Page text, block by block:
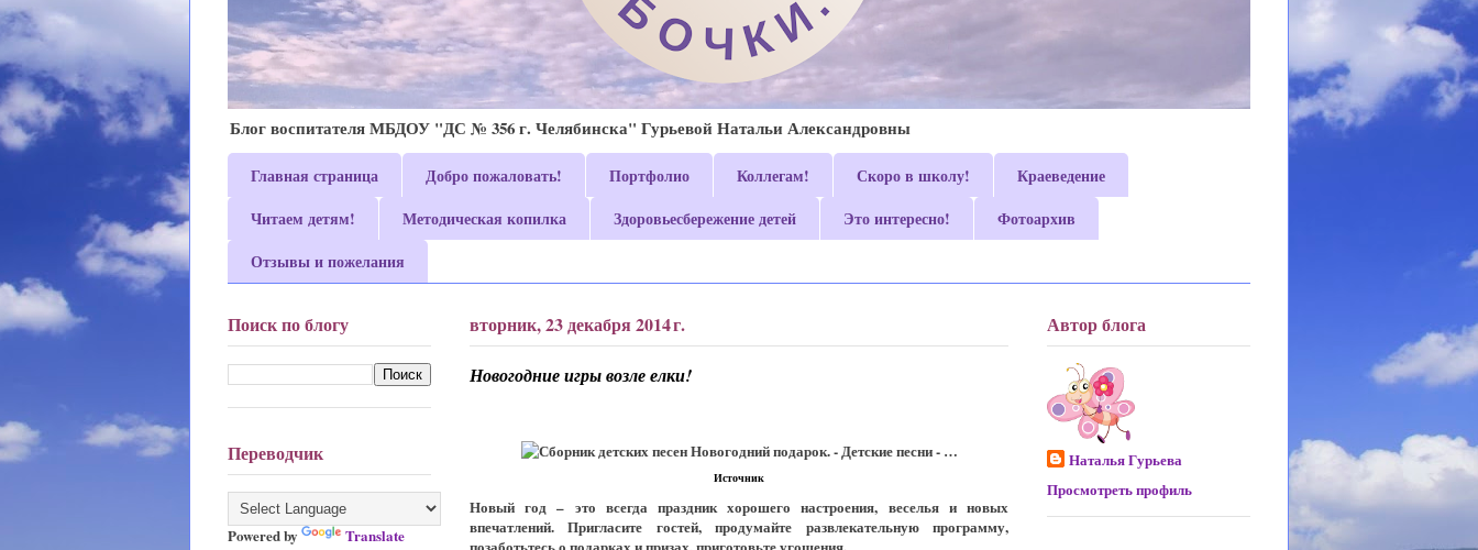
Блог воспитателя МБДОУ "ДС № 356 г. Челябинска" Гурьевой Натальи Александровны
Главная страница Добро пожаловать! Портфолио Коллегам! Скоро в школу!
Краеведение
Читаем детям!
Методическая копилка Здоровьесбережение детей Это интересно!
Фотоархив
Отзывы и пожелания
вторник, 23 декабря 2014 г.
Новогодние игры возле елки!
Источник
Новый год – это всегда праздник хорошего настроения, веселья и новых
впечатлений. Пригласите гостей, продумайте развлекательную программу,
позаботьтесь о подарках и призах, приготовьте угощения.
Поиск по блогу
Переводчик
Powered by Translate
Автор блога
Наталья Гурьева
Просмотреть профиль